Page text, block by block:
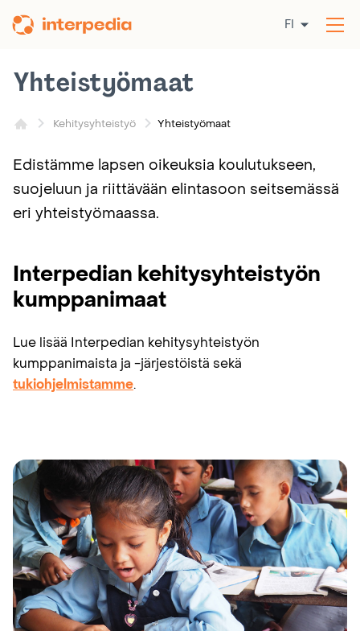
sisältöön
FI
Kehitysyhteistyö Yhteistyömaat
Yhteistyömaat
Edistämme lapsen oikeuksia koulutukseen,
suojeluun ja riittävään elintasoon seitsemässä
eri yhteistyömaassa.
Interpedian kehitysyhteistyön
kumppanimaat
Lue lisää Interpedian kehitysyhteistyön
kumppanimaista ja -järjestöistä sekä
tukiohjelmistamme.